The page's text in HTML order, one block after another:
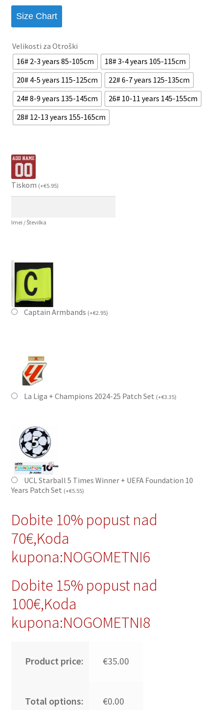
Size Chart
Velikosti za Otroški
16# 2-3 years 85-105cm
18# 3-4 years 105-115cm
20# 4-5 years 115-125cm
22# 6-7 years 125-135cm
24# 8-9 years 135-145cm
26# 10-11 years 145-155cm
28# 12-13 years 155-165cm
Tiskom (+€5.95)
Imei / Številka
Captain Armbands (+€2.95)
La Liga + Champions 2024-25 Patch Set (+€3.35)
UCL Starball 5 Times Winner + UEFA Foundation 10
Years Patch Set (+€5.55)
Dobite 10% popust nad
70€,Koda
kupona:NOGOMETNI6
Dobite 15% popust nad
100€,Koda
kupona:NOGOMETNI8
Product price: €35.00
Total options: €0.00